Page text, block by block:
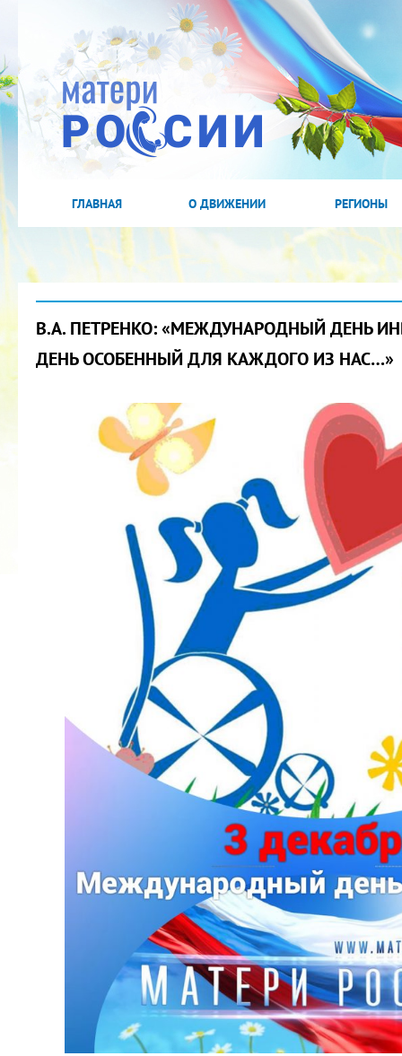
ГЛАВНАЯ О ДВИЖЕНИИ РЕГИОНЫ
В.А. ПЕТРЕНКО: «МЕЖДУНАРОДНЫЙ ДЕНЬ
ДЕНЬ ОСОБЕННЫЙ ДЛЯ КАЖДОГО ИЗ НАС…»
КУБОК ДРУЖБЫ
02.09.2019